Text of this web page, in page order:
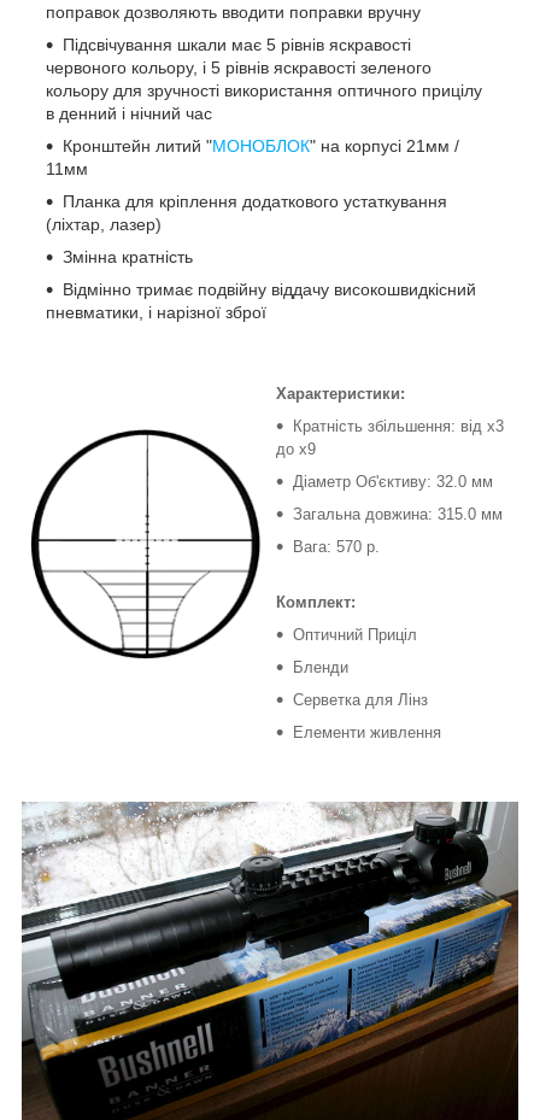
поправок дозволяють вводити поправки вручну
Підсвічування шкали має 5 рівнів яскравості
червоного кольору, і 5 рівнів яскравості зеленого
кольору для зручності використання оптичного прицілу
в денний і нічний час
Кронштейн литий "МОНОБЛОК" на корпусі 21мм /
11мм
Планка для кріплення додаткового устаткування
(ліхтар, лазер)
Змінна кратність
Відмінно тримає подвійну віддачу високошвидкісний
пневматики, і нарізної зброї
Характеристики:
Кратність збільшення: від x3
до x9
Діаметр Об'єктиву: 32.0 мм
Загальна довжина: 315.0 мм
Вага: 570 р.
Комплект:
Оптичний Приціл
Бленди
Серветка для Лінз
Елементи живлення